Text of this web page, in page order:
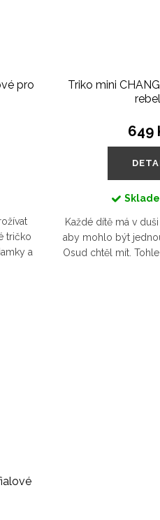
pro
tričko
a
Triko mini
649
Každé dítě má v
aby mohlo být
Osud chtěl mít.